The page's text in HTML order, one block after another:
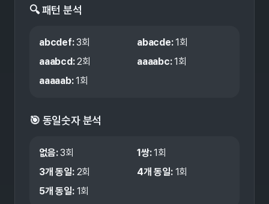
🔍 패턴 분석
abcdef: 3회 abacde: 1회
aaabcd: 2회 aaaabc: 1회
aaaaab: 1회
🎯 동일숫자 분석
없음: 3회 1쌍: 1회
3개 동일: 2회 4개 동일: 1회
5개 동일: 1회